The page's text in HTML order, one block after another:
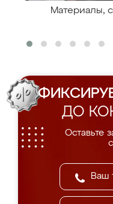
Материалы,
ДО
Оставьте